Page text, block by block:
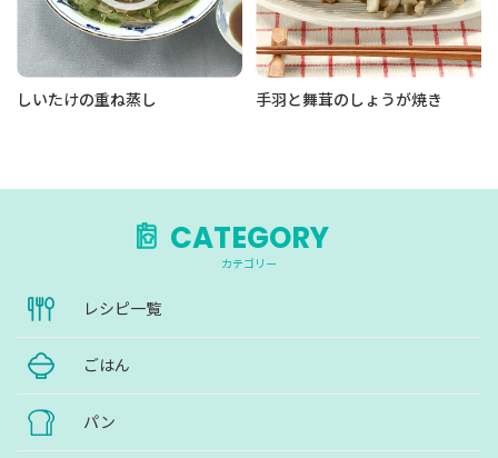
しいたけの重ね蒸し 手羽と舞茸のしょうが焼き
CATEGORY
カテゴリー
レシピ一覧
ごはん
パン